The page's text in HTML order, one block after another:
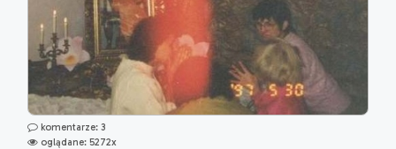
komentarze: 3
oglądane: 5272x